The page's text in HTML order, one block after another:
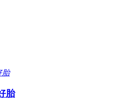
胎